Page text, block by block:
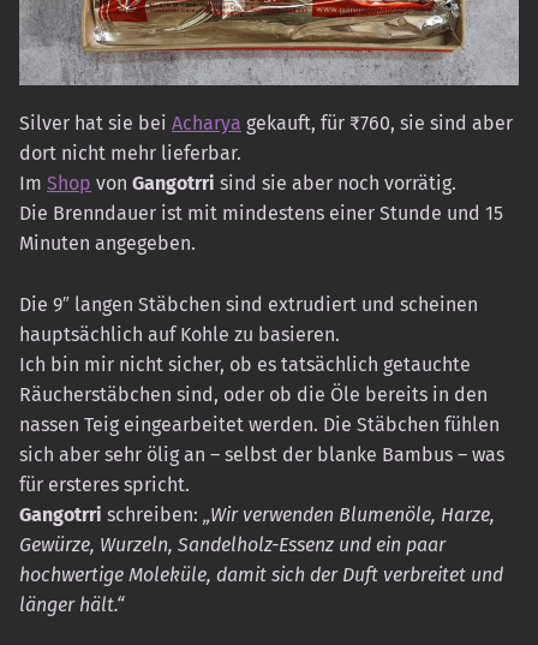
Silver hat sie bei Acharya gekauft, für ₹760, sie sind aber
dort nicht mehr lieferbar.
Im Shop von Gangotrri sind sie aber noch vorrätig.
Die Brenndauer ist mit mindestens einer Stunde und 15
Minuten angegeben.
Die 9″ langen Stäbchen sind extrudiert und scheinen
hauptsächlich auf Kohle zu basieren.
Ich bin mir nicht sicher, ob es tatsächlich getauchte
Räucherstäbchen sind, oder ob die Öle bereits in den
nassen Teig eingearbeitet werden. Die Stäbchen fühlen
sich aber sehr ölig an – selbst der blanke Bambus – was
für ersteres spricht.
Gangotrri schreiben: „Wir verwenden Blumenöle, Harze,
Gewürze, Wurzeln, Sandelholz-Essenz und ein paar
hochwertige Moleküle, damit sich der Duft verbreitet und
länger hält.“